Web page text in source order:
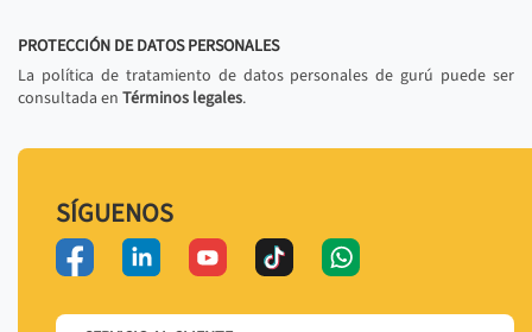
PROTECCIÓN DE DATOS PERSONALES
La política de tratamiento de datos personales de gurú puede ser
consultada en Términos legales.
SÍGUENOS